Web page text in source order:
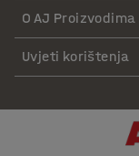
O AJ Proizvodima
Uvjeti korištenja